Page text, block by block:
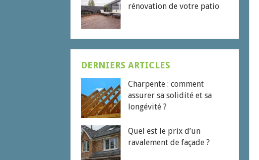
rénovation de votre patio
DERNIERS ARTICLES
Charpente : comment
assurer sa solidité et sa
longévité ?
Quel est le prix d’un
ravalement de façade ?